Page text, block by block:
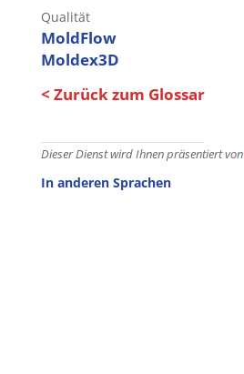
Qualität
MoldFlow
Moldex3D
< Zurück zum Glossar
Dieser Dienst wird Ihnen präsentiert von
In anderen Sprachen